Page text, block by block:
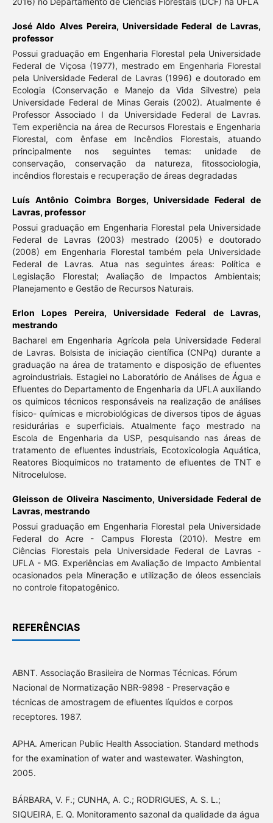
José Aldo Alves Pereira,Universidade Federal de Lavras,
professor
Possui graduação em Engenharia Florestal pela Universidade
Federal de Viçosa (1977), mestrado em Engenharia Florestal
pela Universidade Federal de Lavras (1996) e doutorado em
Ecologia (Conservação e Manejo da Vida Silvestre) pela
Universidade Federal de Minas Gerais (2002). Atualmente é
Professor Associado I da Universidade Federal de Lavras.
Tem experiência na área de Recursos Florestais e Engenharia
Florestal, com ênfase em Incêndios Florestais, atuando
principalmente nos seguintes temas: unidade de
conservação, conservação da natureza, fitossociologia,
incêndios florestais e recuperação de áreas degradadas
Luís Antônio Coimbra Borges,Universidade Federal de
Lavras, professor
Possui graduação em Engenharia Florestal pela Universidade
Federal de Lavras (2003) mestrado (2005) e doutorado
(2008) em Engenharia Florestal também pela Universidade
Federal de Lavras. Atua nas seguintes áreas: Política e
Legislação Florestal; Avaliação de Impactos Ambientais;
Planejamento e Gestão de Recursos Naturais.
Erlon Lopes Pereira, Universidade Federal de Lavras,
mestrando
Bacharel em Engenharia Agrícola pela Universidade Federal
de Lavras. Bolsista de iniciação científica (CNPq) durante a
graduação na área de tratamento e disposição de efluentes
agroindustriais. Estagiei no Laboratório de Análises de Água e
Efluentes do Departamento de Engenharia da UFLA auxiliando
os químicos técnicos responsáveis na realização de análises
físico- químicas e microbiológicas de diversos tipos de águas
residurárias e superficiais. Atualmente faço mestrado na
Escola de Engenharia da USP, pesquisando nas áreas de
tratamento de efluentes industriais, Ecotoxicologia Aquática,
Reatores Bioquímicos no tratamento de efluentes de TNT e
Nitrocelulose.
Gleisson de Oliveira Nascimento,Universidade Federal de
Lavras, mestrando
Possui graduação em Engenharia Florestal pela Universidade
Federal do Acre - Campus Floresta (2010). Mestre em
Ciências Florestais pela Universidade Federal de Lavras -
UFLA - MG. Experiências em Avaliação de Impacto Ambiental
ocasionados pela Mineração e utilização de óleos essenciais
no controle fitopatogênico.
REFERÊNCIAS
ABNT. Associação Brasileira de Normas Técnicas. Fórum
Nacional de Normatização NBR-9898 - Preservação e
técnicas de amostragem de efluentes líquidos e corpos
receptores. 1987.
APHA. American Public Health Association. Standard methods
for the examination of water and wastewater. Washington,
2005.
BÁRBARA, V. F.; CUNHA, A. C.; RODRIGUES, A. S. L.;
SIQUEIRA, E. Q. Monitoramento sazonal da qualidade da água